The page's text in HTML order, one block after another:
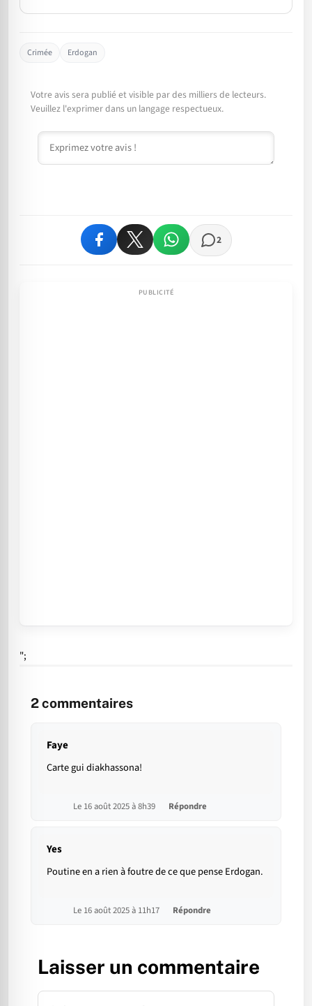
Crimée Erdogan
Votre avis sera publié et visible par des milliers de lecteurs.
Veuillez l'exprimer dans un langage respectueux.
Commentaire
2
";
2commentaires
Faye
Carte gui diakhassona!
Le 16 août 2025 à 8h39 Répondre
Yes
Poutine en a rien à foutre de ce que pense Erdogan.
Le 16 août 2025 à 11h17 Répondre
Laisser un commentaire
Commentaire